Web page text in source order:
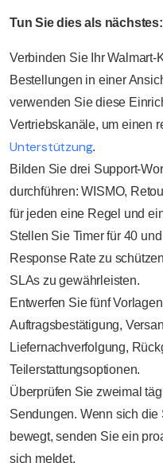
Tun Sie dies als nächstes:
Verbinden Sie Ihr Walmart-
Bestellungen in einer
verwenden Sie diese
Vertriebskanäle, um einen
Unterstützung.
Bilden Sie drei Support-
durchführen: WISMO,
für jeden eine Regel und
Stellen Sie Timer für 40
Response Rate zu
SLAs zu gewährleisten.
Entwerfen Sie fünf
Auftragsbestätigung,
Liefernachverfolgung,
Teilerstattungsoptionen.
Überprüfen Sie zweimal
Sendungen. Wenn sich
bewegt, senden Sie ein
sich meldet.